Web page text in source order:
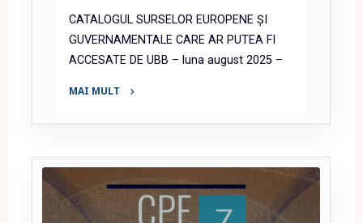
CATALOGUL SURSELOR EUROPENE ȘI
GUVERNAMENTALE CARE AR PUTEA FI
ACCESATE DE UBB – luna august 2025 –
MAI MULT
8/2025"